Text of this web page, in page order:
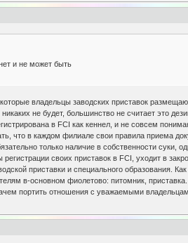
и не может быть
владельцы заводских приставок
никаких не будет, большинство не считает это
в FCI как кеннел, и не совсем
что в каждом филиале свои правила приема
только наличие в собственности суки,
своих приставок в FCI, уходит в
приставки и специального образования.
в-основном фиолетово: питомник,
портить отношения с уважаемыми